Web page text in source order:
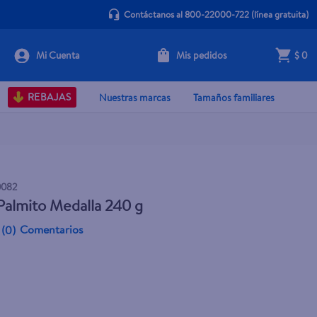
Contáctanos al 800-22000-722(línea gratuita)
Mis pedidos $ 0
REBAJAS Nuestras marcas Tamaños familiares
Medalla 240 g
(0) Comentarios
Agotado